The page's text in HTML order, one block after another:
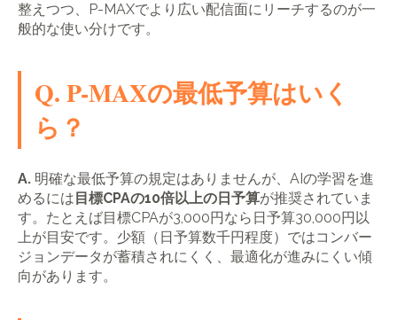
整えつつ、P-MAXでより広い配信面にリーチするのが一
般的な使い分けです。
Q. P-MAXの最低予算はいく
ら？
A. 明確な最低予算の規定はありませんが、AIの学習を進
めるには目標CPAの10倍以上の日予算が推奨されていま
す。たとえば目標CPAが3,000円なら日予算30,000円以
上が目安です。少額（日予算数千円程度）ではコンバー
ジョンデータが蓄積されにくく、最適化が進みにくい傾
向があります。